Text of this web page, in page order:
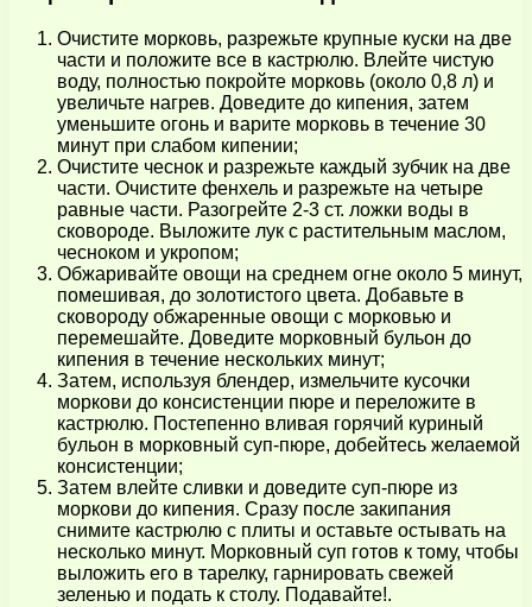
Очистите морковь, разрежьте крупные куски на две
части и положите все в кастрюлю. Влейте чистую
воду, полностью покройте морковь (около 0,8 л) и
увеличьте нагрев. Доведите до кипения, затем
уменьшите огонь и варите морковь в течение 30
минут при слабом кипении;
Очистите чеснок и разрежьте каждый зубчик на две
части. Очистите фенхель и разрежьте на четыре
равные части. Разогрейте 2-3 ст. ложки воды в
сковороде. Выложите лук с растительным маслом,
чесноком и укропом;
Обжаривайте овощи на среднем огне около 5 минут,
помешивая, до золотистого цвета. Добавьте в
сковороду обжаренные овощи с морковью и
перемешайте. Доведите морковный бульон до
кипения в течение нескольких минут;
Затем, используя блендер, измельчите кусочки
моркови до консистенции пюре и переложите в
кастрюлю. Постепенно вливая горячий куриный
бульон в морковный суп-пюре, добейтесь желаемой
консистенции;
Затем влейте сливки и доведите суп-пюре из
моркови до кипения. Сразу после закипания
снимите кастрюлю с плиты и оставьте остывать на
несколько минут. Морковный суп готов к тому, чтобы
выложить его в тарелку, гарнировать свежей
зеленью и подать к столу. Подавайте!.